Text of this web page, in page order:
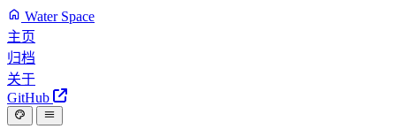
Water Space
主页
归档
关于
GitHub